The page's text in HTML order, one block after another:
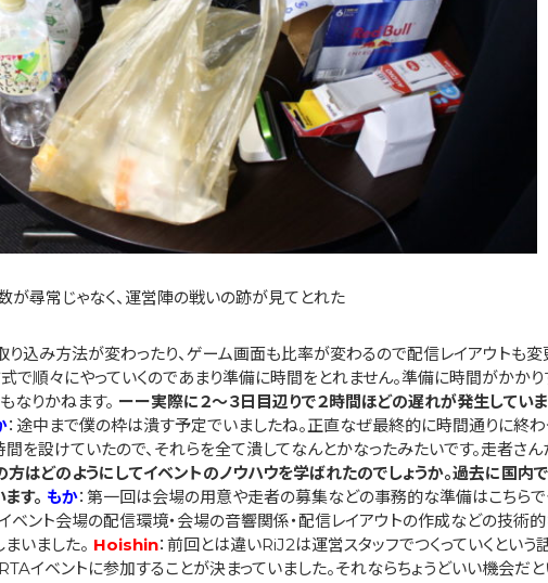
尋常じゃなく、運営陣の戦いの跡が見てとれた
り込み方法が変わったり、ゲーム画面も比率が変わるので配信レイアウトも
で順々にやっていくのであまり準備に時間をとれません。準備に時間がかかり
なりかねます。 ーー実際に２〜３日目辺りで２時間ほどの遅れが発生してい
：途中まで僕の枠は潰す予定でいましたね。正直なぜ最終的に時間通りに終わ
を設けていたので、それらを全て潰してなんとかなったみたいです。走者さ
はどのようにしてイベントのノウハウを学ばれたのでしょうか。過去に国内
す。 もか：第一回は会場の用意や走者の募集などの事務的な準備はこちらで
ベント会場の配信環境・会場の音響関係・配信レイアウトの作成などの技術
いました。 Hoishin：前回とは違いRiJ2は運営スタッフでつくっていくという
イベントに参加することが決まっていました。それならちょうどいい機会だ